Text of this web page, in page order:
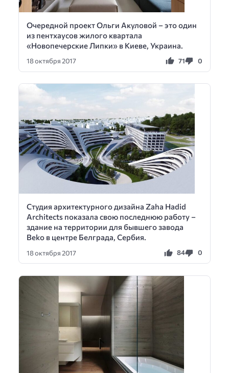
Очередной проект Ольги Акуловой – это один
из пентхаусов жилого квартала
«Новопечерские Липки» в Киеве, Украина.
18 октября 2017 71 0
Студия архитектурного дизайна Zaha Hadid
Architects показала свою последнюю работу –
здание на территории для бывшего завода
Beko в центре Белграда, Сербия.
18 октября 2017 84 0